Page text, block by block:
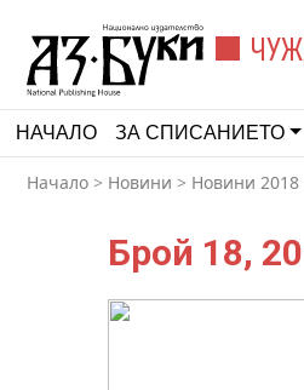
НАЧАЛО ЗА СПИСАНИЕТО
Начало > Новини > Новини 2018
Брой 18,